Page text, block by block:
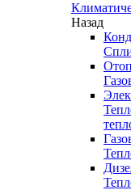
Назад